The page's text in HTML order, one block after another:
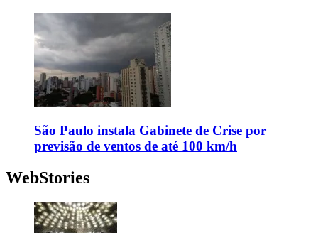
São Paulo instala Gabinete de Crise por
previsão de ventos de até 100 km/h
WebStories